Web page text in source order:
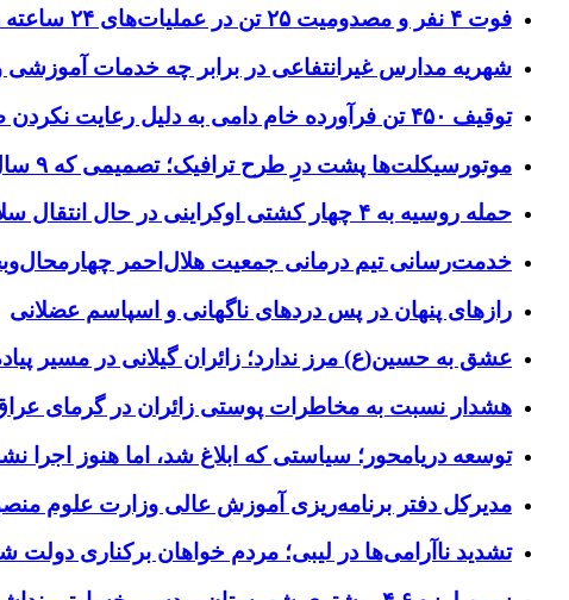
فوت ۴ نفر و مصدومیت ۲۵ تن در عملیات‌های ۲۴ ساعته هلال احمر اصفهان
شهریه مدارس غیرانتفاعی در برابر چه خدمات
توقیف ۴۵۰ تن فرآورده خام دامی به دلیل رعایت نکردن ضوابط بهداشتی
موتورسیکلت‌ها پشت درِ طرح ترافیک؛ تصمیمی که ۹ سال رفت‌وبرگشت دارد
حمله روسیه به ۴ چهار کشتی اوکراینی در حال انتقال سلاح
خدمت‌رسانی تیم درمانی جمعیت هلال‌احمر
رازهای پنهان در پس دردهای ناگهانی و اسپاسم عضلانی
عشق به حسین(ع) مرز ندارد؛ زائران گیلانی در مسیر
هشدار نسبت به مخاطرات پوستی زائران در گرمای
توسعه دریامحور؛ سیاستی که ابلاغ شد، اما هنوز اجرا
مدیرکل دفتر برنامه‌ریزی آموزش عالی وزارت علوم
تشدید ناآرامی‌ها در لیبی؛ مردم خواهان برکناری دولت